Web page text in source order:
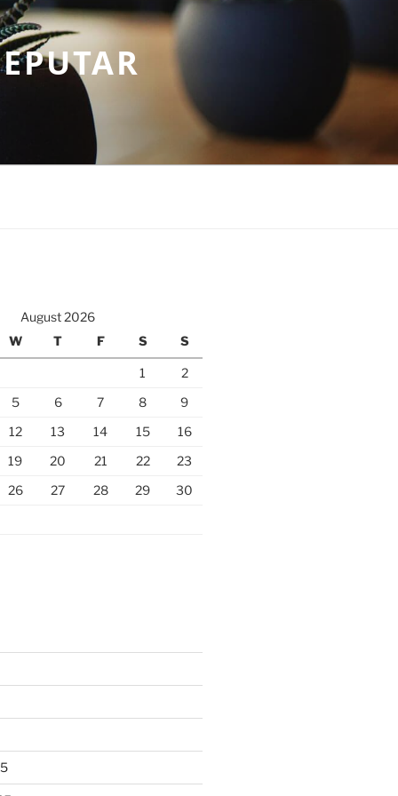
August 2026
W T F S S
1
2
5 6 7 8
9
12 13 14 15
16
19 20 21 22
23
26 27 28 29
30